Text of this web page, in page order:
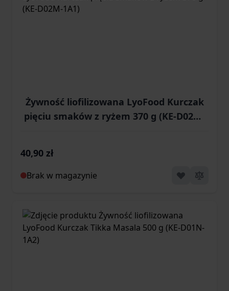
Żywność liofilizowana LyoFood Kurczak
pięciu smaków z ryżem 370 g (KE-D02M-
40,90 zł
Brak w magazynie